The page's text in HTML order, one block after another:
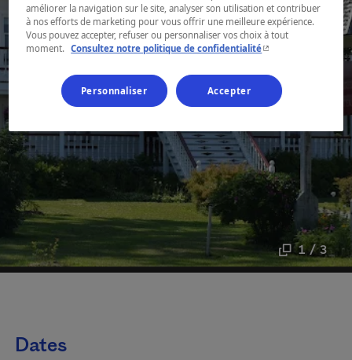
1 / 3
Dates
améliorer la navigation sur le site, analyser son utilisation et contribuer
à nos efforts de marketing pour vous offrir une meilleure expérience.
Vous pouvez accepter, refuser ou personnaliser vos choix à tout
moment.
Consultez notre politique de confidentialité- Cet hyperlien
Personnaliser Accepter